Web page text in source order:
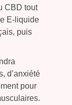
CBD tout
E-liquide
puis
d’anxiété
pour